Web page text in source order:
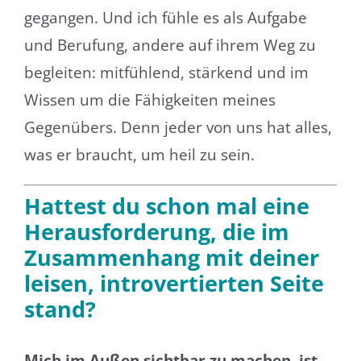
gegangen. Und ich fühle es als Aufgabe
und Berufung, andere auf ihrem Weg zu
begleiten: mitfühlend, stärkend und im
Wissen um die Fähigkeiten meines
Gegenübers. Denn jeder von uns hat alles,
was er braucht, um heil zu sein.
Hattest du schon mal eine
Herausforderung, die im
Zusammenhang mit deiner
leisen, introvertierten Seite
stand?